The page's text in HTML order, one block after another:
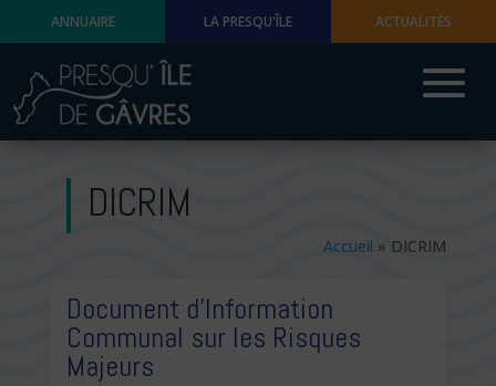
ANNUAIRE LA PRESQU'ÎLE ACTUALITÉS
DICRIM
Accueil » DICRIM
Document d’Information
Communal sur les Risques
Majeurs